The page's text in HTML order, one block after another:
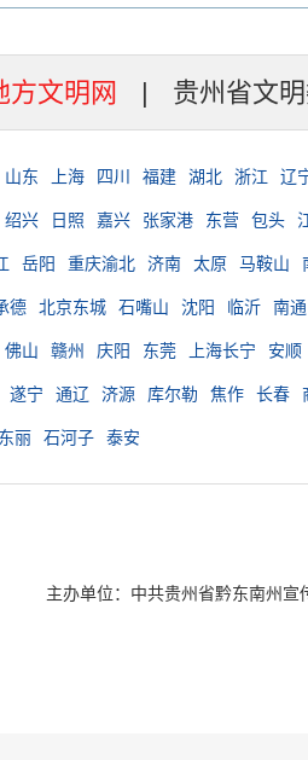
方文明网 | 贵州省文
山东 上海 四川 福建 湖北 浙江 辽
绍兴 日照 嘉兴 张家港 东营 包头
岳阳 重庆渝北 济南 太原 马鞍山
德 北京东城 石嘴山 沈阳 临沂 南通
佛山 赣州 庆阳 东莞 上海长宁 安顺
遂宁 通辽 济源 库尔勒 焦作 长春
丽 石河子 泰安
主办单位：中共贵州省黔东南州宣